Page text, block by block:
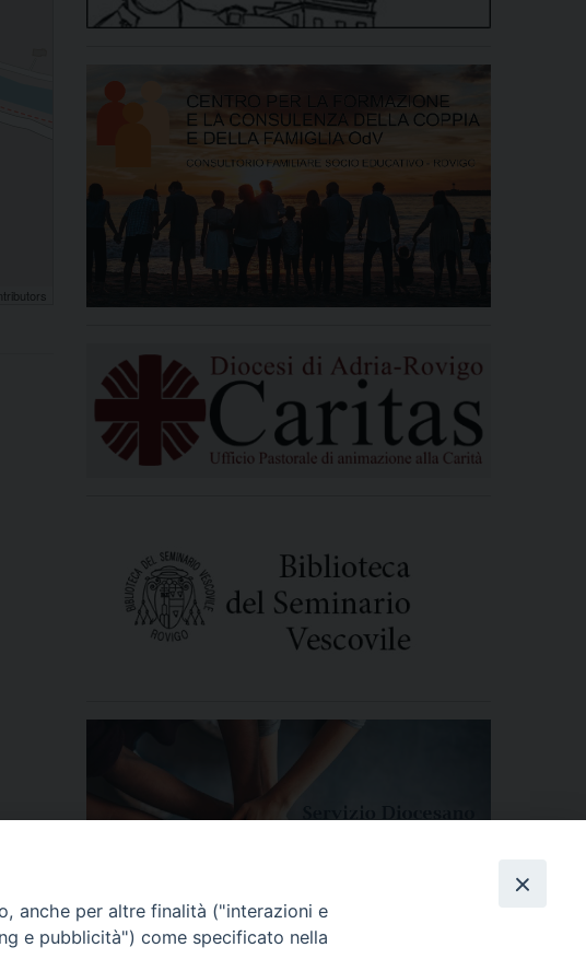
anche per altre finalità ("interazioni e
e pubblicità") come specificato nella